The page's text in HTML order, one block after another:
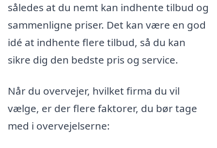
således at du nemt kan indhente tilbud og
sammenligne priser. Det kan være en god
idé at indhente flere tilbud, så du kan
sikre dig den bedste pris og service.
Når du overvejer, hvilket firma du vil
vælge, er der flere faktorer, du bør tage
med i overvejelserne: